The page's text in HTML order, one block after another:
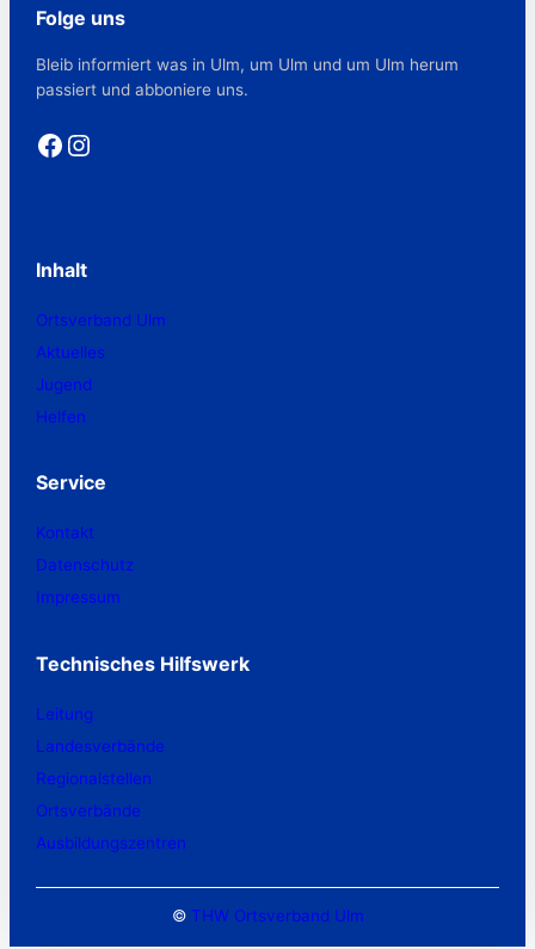
Folge uns
Bleib informiert was in Ulm, um Ulm und um Ulm herum
passiert und abboniere uns.
Facebook Instagram
Inhalt
Ortsverband Ulm
Aktuelles
Jugend
Helfen
Service
Kontakt
Datenschutz
Impressum
Technisches Hilfswerk
Leitung
Landesverbände
Regionalstellen
Ortsverbände
Ausbildungszentren
© THW Ortsverband Ulm